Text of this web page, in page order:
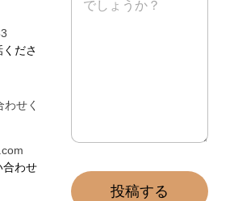
ださ
せく
合わせ
投稿する